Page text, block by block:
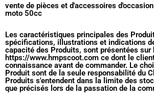
vente de pièces et d'accessoires
moto 50cc
Les caractéristiques principales des
spécifications, illustrations et indications
capacité des Produits, sont présentées sur
https://www.hmpscoot.com ce dont le
connaissance avant de commander. Le
Produit sont de la seule responsabilité du
Produits s'entendent dans la limite des
que précisés lors de la passation de la